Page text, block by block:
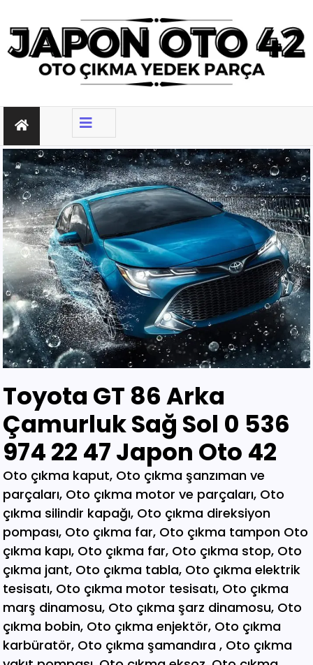
Toyota GT 86 Arka
Çamurluk Sağ Sol 0 536
974 22 47 Japon Oto 42
Oto çıkma kaput, Oto çıkma şanzıman ve parçaları, Oto çıkma motor ve parçaları, Oto çıkma silindir kapağı, Oto çıkma direksiyon pompası, Oto çıkma far, Oto çıkma tampon Oto çıkma kapı, Oto çıkma far, Oto çıkma stop, Oto çıkma jant, Oto çıkma tabla, Oto çıkma elektrik tesisatı, Oto çıkma motor tesisatı, Oto çıkma marş dinamosu, Oto çıkma şarz dinamosu, Oto çıkma bobin, Oto çıkma enjektör, Oto çıkma karbüratör, Oto çıkma şamandıra , Oto çıkma yakıt pompası, Oto çıkma eksoz, Oto çıkma manifold, Oto çıkma katalizör, Oto çıkma beyin, Oto çıkma airbag, Oto çıkma sigorta, Oto çıkma sinyal, Oto hava filitre kazanı, Oto çıkma yağ filtresi, Oto çıkma yakıt filtresi, Oto çıkma debriyaj seti, Oto çıkma fren seti, Oto çıkma kampana, Oto çıkma körük, Oto çıkma fan, Oto çıkma fan davlumbazı, Oto çıkma soğutucu, Oto çıkma radyatör, Oto çıkma klima kompresörü, Oto çıkma bagaj, Oto çıkma su radyatörünü, Oto çıkma klima radyatörü, Oto çıkma interkol radyatörü, Oto çıkma cam, Oto çıkma çamurluk, Oto çıkma davlumbaz, Oto çıkma güneşlik, Oto çıkma kapı kolu, Oto çıkma kapı saçı, Oto çıkma karter, Oto kesme marşpiyel, Oto çıkma panel, Oto çıkma panjur , Oto çıkma sunroof, Oto çıkma arka tampon, Oto çıkma ön tampon, Oto çıkma ayna, Oto çıkma amartisör, Oto çıkma el freni, Oto çıkma el fren tabancası, Oto çıkma direksiyon simidi, Oto çıkma koltuk, Oto çıkma vites topuzu, Oto çıkma göğüs, Oto çıkma torpido, Oto çıkma kilometre saati, Oto çıkma dingil, Oto çıkma blok, Oto çıkma motor bloğu, Oto çıkma krank, Oto çıkma eksantrik mili, Oto çıkma gaz kelebeği, Oto çıkma kompresör, Oto çıkma mafsal, Oto çıkma motor kulağı, Oto çıkma motor, Oto çıkma piston kolu, Oto çıkma segman, Oto çıkma rulman, Oto çıkma turbo, Oto çıkma yağ pompası, Oto çıkma şanzıman dişlisi, Oto çıkma mafsal, Oto çıkma sekromenç, Oto çıkma türbin, Oto çıkma volant, Oto çıkma aks, Oto çıkma akis, Oto çıkma direksiyon kutusu, Oto çıkma direksiyon mili, Oto çıkma helezyon yayı, Oto çıkma körük, Oto çıkma porya, Oto çıkma sis çerçevesi, Oto çıkma kapı menteşesi, Oto çıkma sis farı, Oto çıkma difaransiyel, Oto çıkma traves, Oto çıkma cam motoru, Oto çıkma sinyal, Oto çıkma cam düğmesi, Oto çıkma kapı döşemesi, Oto çıkma cam kirkosu, Oto çıkma kalorifer kutusu, Oto çıkma beşik, Oto çıkma filtre, Oto çıkma konsül, Oto çıkma tampon demiri, Oto çıkma kapı kilidi, Oto çıkma motor takozu, Oto çıkma kampana, Oto çıkma gösterge paneli, Oto çıkma taşıyıcı, Oto kesme tavan, Oto kesme marşpiyel, Oto kesme çamurluk, Oto kesme yarım arka, Oto çıkma hava akış metresi, Oto çıkma vestenhaouse, Oto çıkma vestibhouse, Oto çıkma park sensörü Oto çıkma kapı fitilleri, Oto çıkma cam düğmesi, Oto çıkma motor takozu, Oto çıkma vites topuzu, Oto çıkma far beyni, Oto çıkma motor beyni, Oto çıkma airbag beyni, Oto çıkma abs beyni, Oto çıkma şanzıman beyni, Oto parça, Oto çıkma yedek parça, Oto oto yedek parça, Oto sigorta kutusu, Oto çıkma su bidonu, Oto çıkma teyp, Oto çıkma cd çalar, Oto çıkma rölanti ayarlayıcı, Oto çıkma kolon kilidi, Oto çıkma kapı kilidi, Oto çıkma kapı iç açma kolu, Oto çıkma kapı çıtası, Oto çıkma tavan çıtası, Oto çıkma krank kasnağı, Oto çıkma eksantrik kasnağı, Oto çıkma alt travers, Oto çıkma arka dingil, Oto çıkma fren merkezi, Oto çıkma imop kutus, Oto çıkma sigorta tablası, Oto çıkma klima ekranı, Oto çıkma vakum, Oto çıkma orta havalandırma, Oto çıkma radyo ekranı, Oto çıkma yağ pompası, Oto çıkma şanzıman kulağı, Oto çıkma debriyaj bilyası, Oto çıkma direksiyon spotu, Oto çıkma direksiyon sargısı, Oto çıkma airbag sargısı, Oto çıkma tesisat kablosu, Oto çıkma klima paneli, Oto çıkma ön kapı, Oto çıkma arka kapı, Oto çıkma baskı balata, Oto çıkma volant, Oto çıkma yedek parça, Oto çıkma parça, Oto oto yedek parça, Oto parça, Çıkma parça, Oto çıkma parçaları, Çıkma parçaları, Oto yedek parça, Oto çıkma şanzıman, Oto çıkma hoparlör, Oto çıkma fren vakum, Oto çıkma map sensösrü, Oto çıkma cam silgi motoru, Oto çıkma cam silgi kolu, Oto çıkma flaşö, Oto çıkma vites levyesi, Oto çıkma turbo basınç Oto çıkma vestinghouse, Oto çıkma gaz pedalı, Oto çıkma su bidonu, Oto çıkma ganister, Oto çıkma tampon braketi, Oto çıkma çamurluk davlumbazı, Oto çıkma el fren teli, Oto çıkma şarj dinamosu, Oto çıkma biel kolu, Oto çıkma hava akış metresi, Oto çıkma eksoz sondası, Oto çıkma emme manifoldu, Oto çıkma fincan, Oto çıkma itici horozlar, Oto çıkma piyano mili, Oto çıkma vites halatı, Oto çıkma tavan döşemesi, Oto çıkma sanroof düğmesi, Oto çıkma sanroof camı, Oto çıkma tavan anteni, Oto çıkma kapı bantları, Oto çıkma kapı soketi, Oto çıkma kapı tesisatı, Oto çıkma koltuk ayar düğmesi, Oto çıkma kapı rayı, Oto çıkma şanzıman dişlisi, Oto çıkma reyil borusu, Oto çıkma buji kablosu, Oto çıkma yağ çubuğu, Oto çıkma distribitör kapağı, Oto çıkma termostat, Oto çıkma map sensörü, Oto çıkma motor kaputu, Oto çıkma kapı nikelajı, Oto çıkma tampon nikelajı, Oto çıkma fren disk, Oto çıkma debriyaj rulmanı, Oto çıkma karbüratör, Oto çıkma eksoz takozu, Oto çıkma körük, Oto çıkma cam su deposu, Oto çıkma genleşme kavanozu, Oto çıkma süspansiyon, Oto çıkma devirdaim hortumu, Oto çıkma travers, Oto çıkma yedek su deposu, Oto çıkma emme manifolt, Oto çıkma kaset çalar, Oto çıkma kapı bandı, Oto çıkma eksantrik horuzu, Oto çıkma xenon far beyni, Oto çıkma tampon ızgarası, Oto çıkma cd çalar, Oto çıkma yakıt deposu, Oto çıkma tampon kaplaması, Oto çıkma kaput mandalı, Oto çıkma el fren düğmesi, Oto çıkma dikiz aynası, Oto çıkma yarım motor, Oto çıkma turbo borusu, Oto çıkma dış ayna, Oto çıkma iç ayna, Oto çıkma tozluk kapağı, Oto çıkma tampon alt bagaliti, Oto çıkma toz kapağı, Oto çıkma parça ankara, Oto çıkma parça İstanbul, Oto çıkma parça adana, Oto çıkma parça elağzı, Oto çıkma parça izmir, Oto çıkma parça bursa, Oto çıkma parça Eskişehir, Oto çıkma parça kayseri, Oto çıkma parça Diyarbakır, Oto çıkma parça Şanlıurfa, Oto çıkma parça,Gaziantep Oto çıkma parça ağrı, Oto çıkma parça konya, Oto çıkma parça Yozgat, Oto çıkma parça Nevşehir, Oto çıkma parça Niğde, Oto çıkma parça Antaly, Oto çıkma parça malatya, Oto çıkma parça mardin, Oto çıkma parça van, Oto çıkma parça hakkari, Oto çıkma parça,Erzurum Oto çıkma parça sivas, Oto çıkma parça Trabzon, Oto çıkma parça çorum, Oto çıkma parça samsun, Oto çıkma parça bolu, Oto çıkma parça afyon, Oto parça, Oto yedek parça, Oto oto yedek parça, Oto parçaları, Oto çıkmacı,yıldız sanayi sitesi ostim,otomobil yedek parça, çıkma parça oto yedek parça, Oto çıkma parça Oto parça, Oto çıkma parça , çıkma Oto parça,Adana Oto Çıkma Parça , Adıyaman Oto Çıkma Parça Afyon Oto Çıkma Parça Ağrı Oto Çıkma Parça Aksaray Oto Çıkma Parça Amasya Oto Çıkma Parça Ankara Oto Çıkma Parça Antalya Oto Çıkma Parça Ardahan Oto Çıkma Parça Artvin Oto Çıkma Parça Aydın Oto Çıkma Parça Balıkesir Oto Çıkma Parça Bartın Oto Çıkma Parça Batman Oto Çıkma Parça Bayburt Oto Çıkma Parça Bilecik Oto Çıkma Parça Bingöl Oto Çıkma Parça Bitlis Oto Çıkma Parça Bolu Oto Çıkma Parça Bursa Oto Çıkma Parça Çanakkale Oto Çıkma Parça Çankırı Oto Çıkma Parça Çorum Oto Çıkma Parça Denizli Oto Çıkma Parça Diyarbakır Oto Çıkma Parça Düzce Oto Çıkma Parça Edirne Oto Çıkma Parça Elazığ Oto Çıkma Parça Erzincan Oto Çıkma Parça Erzurum Oto Çıkma Parça Eskişehir Oto Çıkma Parça Gaziantep Oto Çıkma Parça Giresun Oto Çıkma Parça Gümüşhane Oto Çıkma Parça Hakkari Oto Çıkma Parça Hatay Oto Çıkma Parça Iğdır Oto Çıkma Parça Isparta Oto Çıkma Parça İstanbul Oto Çıkma Parça İzmir Oto Çıkma Parça Kahramanmaraş Oto Çıkma Karabük Oto Çıkma Parça Karaman Oto Çıkma Parça Kars Oto Çıkma Parça Kastamonu Oto Çıkma Parça Kayseri Oto Çıkma Parça Kilis Oto Çıkma Parça Kırıkkale Oto Çıkma Parça Kırklareli Oto Çıkma Parça Kırşehir Oto Çıkma Parça Kocaeli Oto Çıkma Parça Konya Oto Çıkma Parça Kütahya Oto Çıkma Parça Malatya Oto Çıkma Parça Manisa Yedek Parça Mardin Oto Çıkma Parça Mersin Oto Çıkma Parça Muğla Oto Çıkma Parça Nevşehir Oto Çıkma Parça Niğde Oto Çıkma Parça Ordu Oto Çıkma Parça Osmaniye Oto Çıkma Parça Rize Oto Çıkma Parça Sakarya Oto Çıkma Parça Samsun Oto Çıkma Parça Şanlıurfa Oto Çıkma Parça Siirt Oto Çıkma Parça Sinop Oto Çıkma Parça Şırnak Oto Çıkma Parça Sivas Oto Çıkma Parça Oto Çıkma Parça Tekirdağ Oto Çıkma Parça Tokat Oto Çıkma Parça Trabzon Oto Çıkma Parça Tunceli Oto Çıkma Parça Uşak Oto Çıkma Parça Van Oto Çıkma Parça Yalova Oto Çıkma Parça Yozgat Oto Çıkma Parça Zonguldak Oto Çıkma Parça Online Oto Çıkma Parça Düzce Oto Çıkma Parça Osmaniye Oto Çıkma Parça Kilis Oto Çıkma Parça Karabük Oto Çıkma Parça Yalova Oto Çıkma Parça Iğdır Oto Çıkma Parça Ardahan Oto Çıkma Parça Bartın Oto Çıkma Parça Şırnak Oto Çıkma Parça Adana Oto Çıkma yedek Parça Adıyaman Oto Çıkma yedek Afyon Oto Çıkma yedek Parça Ağrı Oto Çıkma yedek Parça Aksaray Oto Çıkma yedek Parça Amasya Oto Çıkma yedek Parça Ankara Oto Çıkma yedek Parça Antalya Oto Çıkma yedek Parça Ardahan Oto Çıkma yedek Parça Artvin Oto Çıkma yedek Parça Aydın Oto Çıkma yedek Parça Balıkesir Oto Çıkma yedek Parça Bartın Oto Çıkma yedek Parça Batman Oto Çıkma yedek Parça Bayburt Oto Çıkma yedek Parça Bilecik Oto Çıkma yedek Parça Bingöl Oto Çıkma yedek Parça Bitlis Oto Çıkma yedek Parça Bolu Oto Çıkma yedek Parça Bursa Oto Çıkma yedek Parça Çanakkale Oto Çıkma yedek Çankırı Oto Çıkma yedek Parça Çorum Oto Çıkma yedek Parça Denizli Oto Çıkma yedek Parça Diyarbakır Oto Çıkma yedek Düzce Oto Çıkma yedek Parça Edirne Oto Çıkma yedek Parça Elazığ Oto Çıkma yedek Parça Erzincan Oto Çıkma yedek Parça Erzurum Oto Çıkma yedek Parça Eskişehir Oto Çıkma yedek Parça Gaziantep Oto Çıkma yedek Giresun Oto Çıkma yedek Parça Gümüşhane Oto Çıkma yedek Hakkari Oto Çıkma yedek Parça Hatay Oto Çıkma yedek Parça Iğdır Oto Çıkma yedek Parça Isparta Oto Çıkma yedek Parça İstanbul Oto Çıkma yedek Parça İzmir Oto Çıkma yedek Parça Kahramanmaraş Oto Çıkma Karabük Oto Çıkma yedek Parça Karaman Oto Çıkma yedek Parça Kars Oto Çıkma yedek Parça Kastamonu Oto Çıkma yedek Kayseri Oto Çıkma yedek Parça Kilis Oto Çıkma yedek Parça Oto Çıkma Şarj Dinamosu, Oto Çıkma Taban Döşemeleri, Tekirdağ O